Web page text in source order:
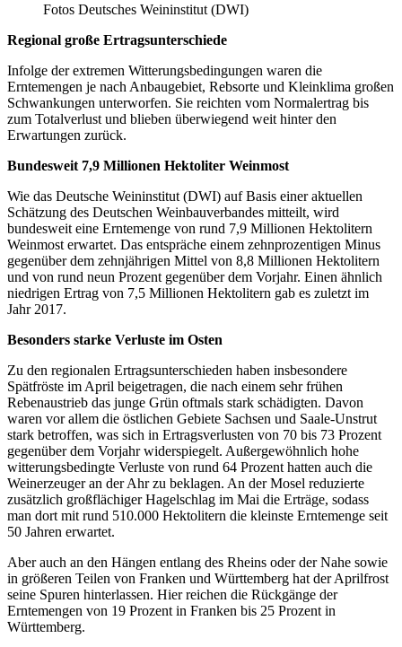
Fotos Deutsches Weininstitut (DWI)
Regional große Ertragsunterschiede
Infolge der extremen Witterungsbedingungen waren die
Erntemengen je nach Anbaugebiet, Rebsorte und Kleinklima großen
Schwankungen unterworfen. Sie reichten vom Normalertrag bis
zum Totalverlust und blieben überwiegend weit hinter den
Erwartungen zurück.
Bundesweit 7,9 Millionen Hektoliter Weinmost
Wie das Deutsche Weininstitut (DWI) auf Basis einer aktuellen
Schätzung des Deutschen Weinbauverbandes mitteilt, wird
bundesweit eine Erntemenge von rund 7,9 Millionen Hektolitern
Weinmost erwartet. Das entspräche einem zehnprozentigen Minus
gegenüber dem zehnjährigen Mittel von 8,8 Millionen Hektolitern
und von rund neun Prozent gegenüber dem Vorjahr. Einen ähnlich
niedrigen Ertrag von 7,5 Millionen Hektolitern gab es zuletzt im
Jahr 2017.
Besonders starke Verluste im Osten
Zu den regionalen Ertragsunterschieden haben insbesondere
Spätfröste im April beigetragen, die nach einem sehr frühen
Rebenaustrieb das junge Grün oftmals stark schädigten. Davon
waren vor allem die östlichen Gebiete Sachsen und Saale-Unstrut
stark betroffen, was sich in Ertragsverlusten von 70 bis 73 Prozent
gegenüber dem Vorjahr widerspiegelt. Außergewöhnlich hohe
witterungsbedingte Verluste von rund 64 Prozent hatten auch die
Weinerzeuger an der Ahr zu beklagen. An der Mosel reduzierte
zusätzlich großflächiger Hagelschlag im Mai die Erträge, sodass
man dort mit rund 510.000 Hektolitern die kleinste Erntemenge seit
50 Jahren erwartet.
Aber auch an den Hängen entlang des Rheins oder der Nahe sowie
in größeren Teilen von Franken und Württemberg hat der Aprilfrost
seine Spuren hinterlassen. Hier reichen die Rückgänge der
Erntemengen von 19 Prozent in Franken bis 25 Prozent in
Württemberg.